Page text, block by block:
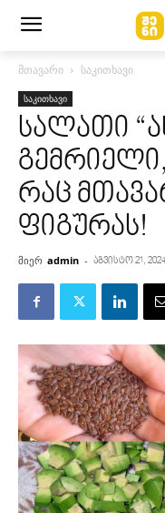
მთავარი საკითხავი
საკითხავი
სალათი
რაც
ფიგურას!
მიერ admin - აგვისტო 21, 2024